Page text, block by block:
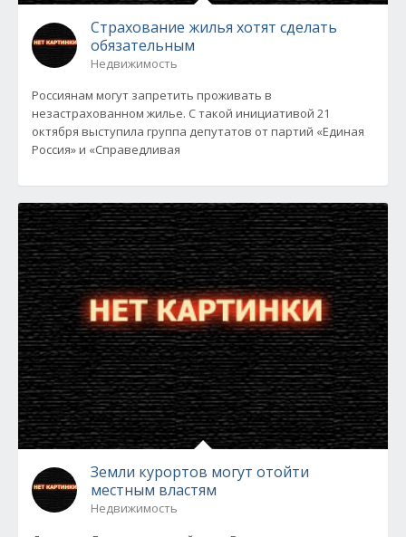
Страхование жилья хотят сделать
обязательным
Недвижимость
Россиянам могут запретить проживать в
незастрахованном жилье. С такой инициативой 21
октября выступила группа депутатов от партий «Единая
Россия» и «Справедливая
Земли курортов могут отойти
местным властям
Недвижимость